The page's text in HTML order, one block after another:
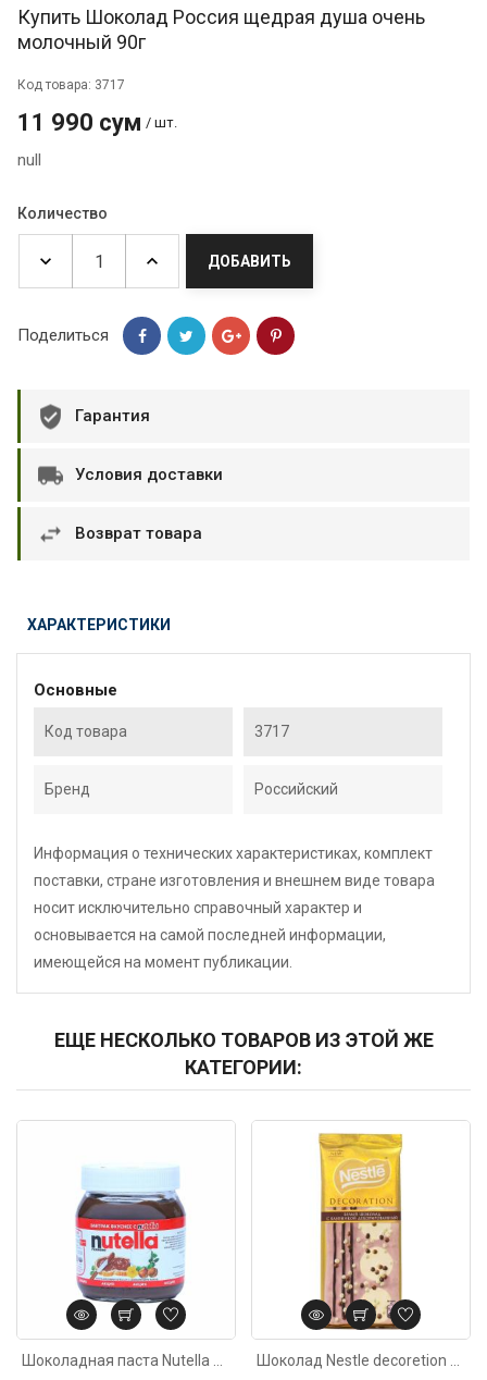
Купить Шоколад Россия щедрая душа очень
молочный 90г
Код товара: 3717
11 990 сум / шт.
null
Количество
ДОБАВИТЬ
Поделиться
Гарантия
Условия доставки
Возврат товара
ХАРАКТЕРИСТИКИ
Основные
Код товара 3717
Бренд Российский
Информация о технических характеристиках, комплект
поставки, стране изготовления и внешнем виде товара
носит исключительно справочный характер и
основывается на самой последней информации,
имеющейся на момент публикации.
ЕЩЕ НЕСКОЛЬКО ТОВАРОВ ИЗ ЭТОЙ ЖЕ
КАТЕГОРИИ: